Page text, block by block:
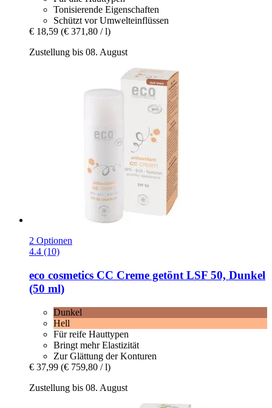
Tonisierende Eigenschaften
Schützt vor Umwelteinflüssen
€ 18,59 (€ 371,80 / l)
Zustellung bis 08. August
2 Optionen
4.4 (10)
eco cosmetics CC Creme getönt LSF 50, Dunkel
(50 ml)
Dunkel
Hell
Für reife Hauttypen
Bringt mehr Elastizität
Zur Glättung der Konturen
€ 37,99 (€ 759,80 / l)
Zustellung bis 08. August